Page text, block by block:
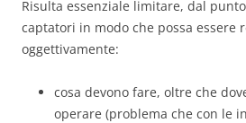
Risulta essenziale limitare, dal
captatori in modo che possa essere
oggettivamente:
cosa devono fare, oltre che
operare (problema che con le